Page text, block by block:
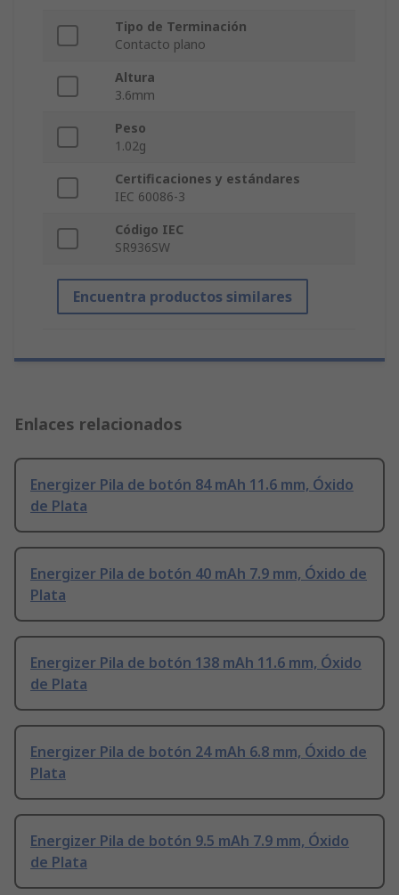
Tipo de Terminación
Contacto plano
Altura
3.6mm
Peso
1.02g
Certificaciones y estándares
IEC 60086-3
Código IEC
SR936SW
Encuentra productos similares
Enlaces relacionados
Energizer Pila de botón 84 mAh 11.6 mm, Óxido
de Plata
Energizer Pila de botón 40 mAh 7.9 mm, Óxido de
Plata
Energizer Pila de botón 138 mAh 11.6 mm, Óxido
de Plata
Energizer Pila de botón 24 mAh 6.8 mm, Óxido de
Plata
Energizer Pila de botón 9.5 mAh 7.9 mm, Óxido
de Plata